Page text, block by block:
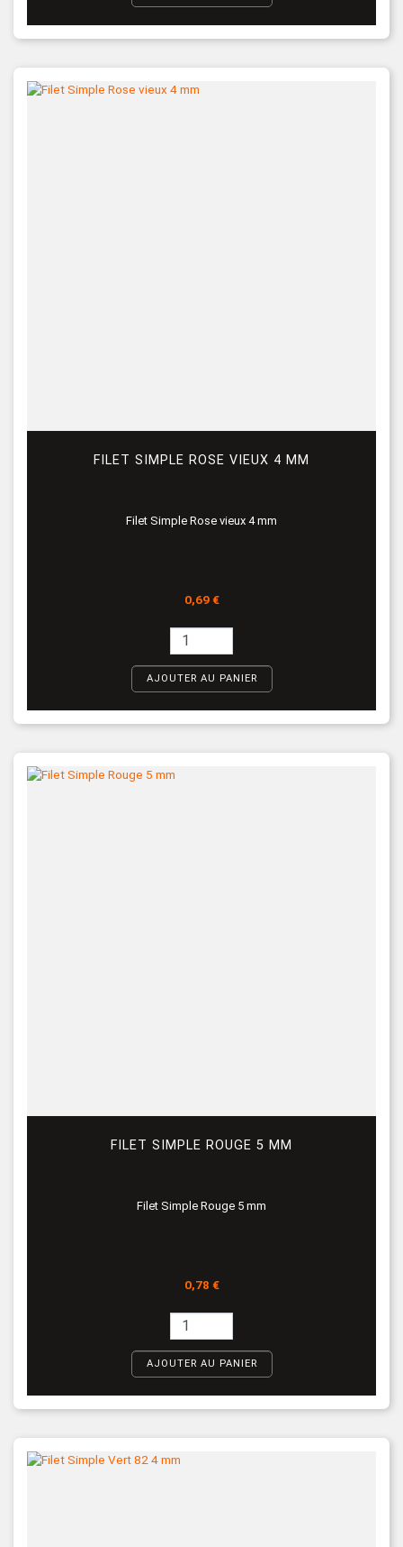
FILET SIMPLE ROSE VIEUX 4 MM
Filet Simple Rose vieux 4 mm
Prix
0,69 €
AJOUTER AU PANIER
FILET SIMPLE ROUGE 5 MM
Filet Simple Rouge 5 mm
Prix
0,78 €
AJOUTER AU PANIER